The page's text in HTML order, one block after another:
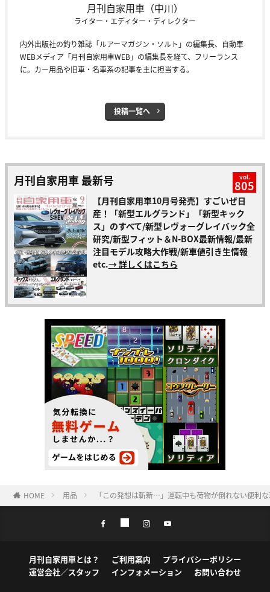
月刊自家用車（中川）
ライター・エディター・ディレクター
内外出版社の釣り雑誌「ルアーマガジン・ソルト」の編集長、自動車
WEBメディア「月刊自家用車WEB」の編集長を経て、フリーランス
に。カー用品や旧車・名車系の記事を主に担当する。
投稿一覧へ
月刊自家用車 最新号 vol.
805
【月刊自家用車10月号発売】すごいぜ日
産！「新型エルグランド」「新型キック
ス」のすべて/新型レヴォーグレイバック全
研究/新型フィット＆N-BOX最新情報/最新
注目モデル攻略大作戦/新車値引き生情報
etc.→ 詳しくはこちら
HOME 用品 「この発想は斬新…」運転中も荷物が倒れない便利
月刊自家用車とは？ ご利用案内
プライバシーポリシー
運営会社／スタッフ
インフォメーション お問い合わせ